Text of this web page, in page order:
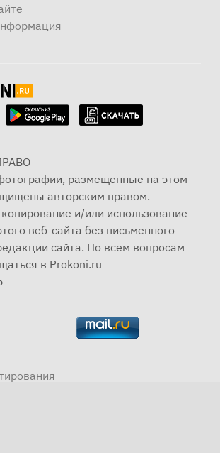
размещенные на этом
авторским правом.
и/или использование
веб-сайта без письменного
сайта. По всем вопросам
в Prokoni.ru